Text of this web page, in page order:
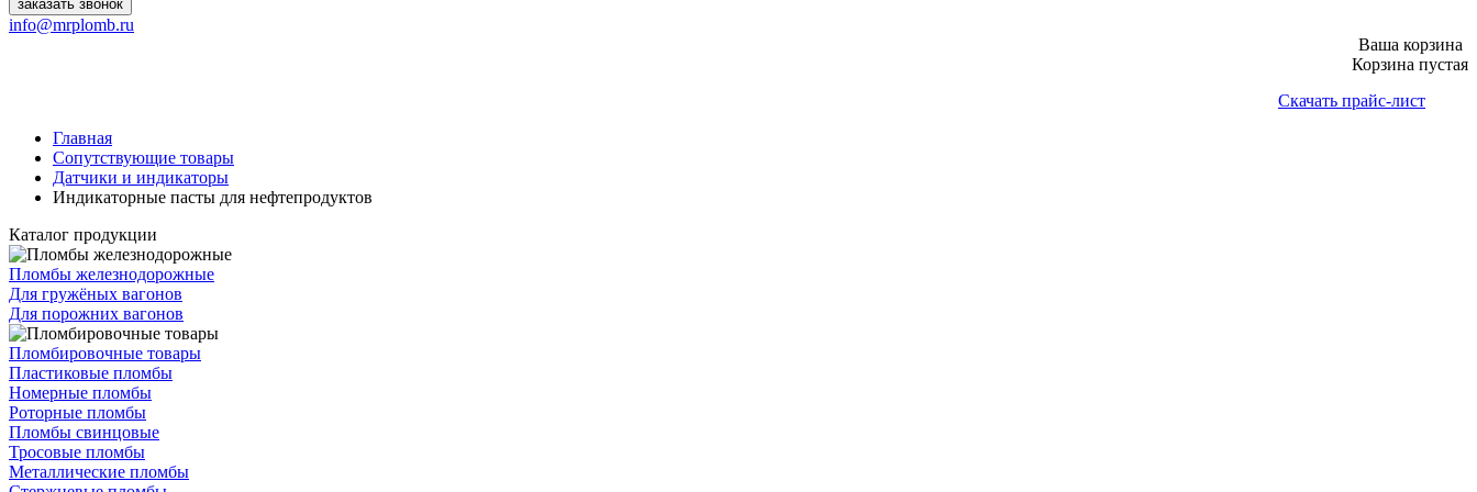
заказать звонок
info@mrplomb.ru
Ваша корзина
Корзина пустая
Скачать прайс-лист
Главная
Сопутствующие товары
Датчики и индикаторы
Индикаторные пасты для нефтепродуктов
Каталог продукции
Пломбы железнодорожные
Для гружёных вагонов
Для порожних вагонов
Пломбировочные товары
Пластиковые пломбы
Номерные пломбы
Роторные пломбы
Пломбы свинцовые
Тросовые пломбы
Металлические пломбы